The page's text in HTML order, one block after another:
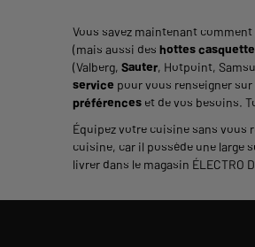
Vous savez maintenant
(mais aussi des hottes
(Valberg, Sauter, Hotpoint,
service pour vous renseigner
préférences et de vos besoins.
Équipez votre cuisine sans vous
cuisine, car il possède une large
livrer dans le magasin ÉLECTRO